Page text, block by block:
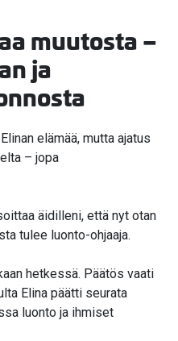
muutosta –
ja
elämää, mutta ajatus
– jopa
äidilleni, että nyt otan
tulee luonto-ohjaaja.
hetkessä. Päätös vaati
Elina päätti seurata
luonto ja ihmiset